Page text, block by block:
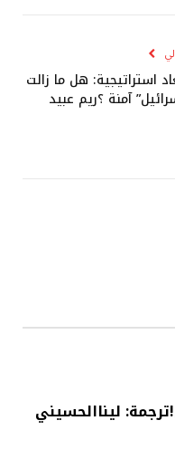
استراتيجية: هل ما زالت
آمنة ؟ريم عبيد
ليناالحسيني